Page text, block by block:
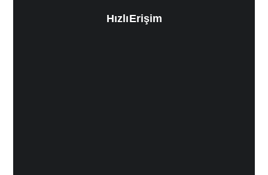
Hızlı Erişim